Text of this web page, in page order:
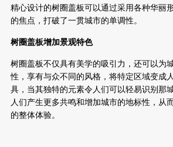
精心设计的树圈盖板可以通过采用各种华丽
的焦点，打破了一贯城市的单调性。
树圈盖板增加景观特色
树圈盖板不仅具有美学的吸引力，还可以为
性，享有与众不同的风格，将特定区域变成
具，当其独特的元素令人们可以轻易识别那
人们产生更多共鸣和增加城市的地标性，从
的整体体验。